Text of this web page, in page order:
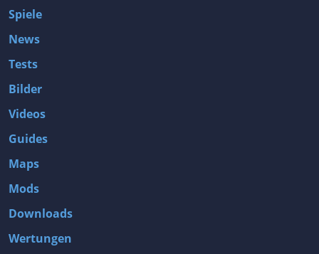
Spiele
News
Tests
Bilder
Videos
Guides
Maps
Mods
Downloads
Wertungen